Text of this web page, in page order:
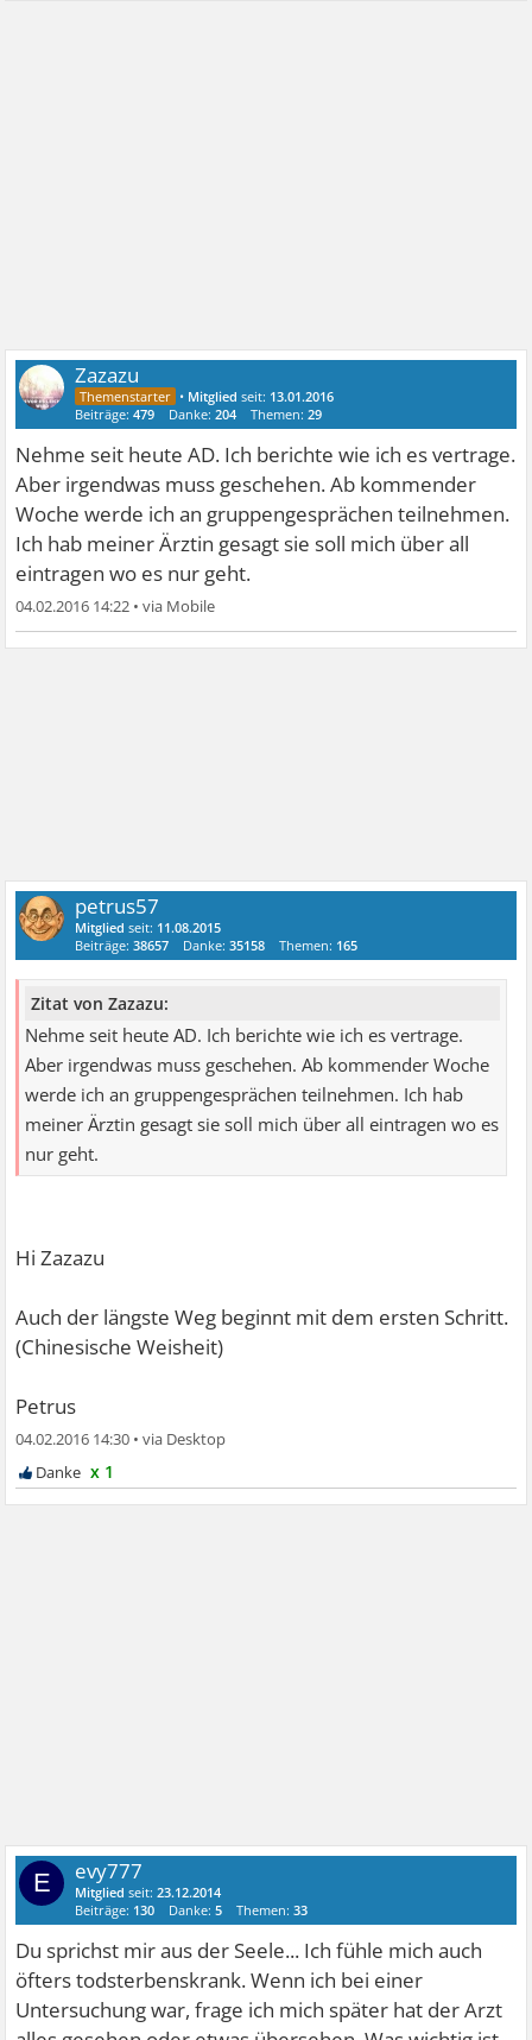
Zazazu
• Mitglied seit: 13.01.2016
Beiträge:479 Danke:204 Themen:29
Nehme seit heute AD. Ich berichte wie ich es vertrage.
Aber irgendwas muss geschehen. Ab kommender
Woche werde ich an gruppengesprächen teilnehmen.
Ich hab meiner Ärztin gesagt sie soll mich über all
eintragen wo es nur geht.
04.02.2016 14:22 •
petrus57
Mitglied seit: 11.08.2015
Beiträge:38657 Danke:35158 Themen: 165
Zitat von Zazazu:
Nehme seit heute AD. Ich berichte wie ich es vertrage.
Aber irgendwas muss geschehen. Ab kommender Woche
werde ich an gruppengesprächen teilnehmen. Ich hab
meiner Ärztin gesagt sie soll mich über all eintragen wo es
nur geht.
Hi Zazazu
Auch der längste Weg beginnt mit dem ersten Schritt.
(Chinesische Weisheit)
Petrus
04.02.2016 14:30 •
x 1
E evy777
Mitglied seit:23.12.2014
Beiträge: 130 Danke:5 Themen:33
Du sprichst mir aus der Seele... Ich fühle mich auch
öfters todsterbenskrank. Wenn ich bei einer
Untersuchung war, frage ich mich später hat der Arzt